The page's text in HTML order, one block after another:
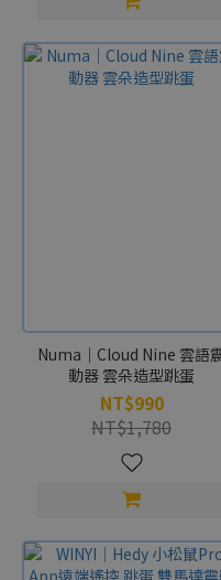
Numa｜Cloud Nine 雲語
動器 雲朵造型跳蛋
NT$990
NT$1,780